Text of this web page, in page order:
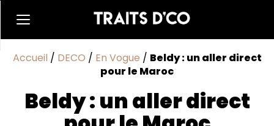
Accueil / DECO / En Vogue / Beldy : un aller direct
pour le Maroc
Beldy : un aller direct